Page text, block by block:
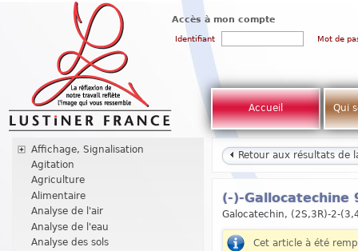
Accès à mon compte
Identifiant Mot de
Accueil Qui
Affichage, Signalisation
Agitation
Agriculture
Alimentaire
Analyse de l'air
Analyse de l'eau
Analyse des sols
Retour aux résultats de
(-)-Gallocatechine
Galocatechin, (2S,3R)-2-
Cet article à été